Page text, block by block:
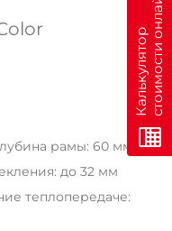
рамы: 60 мм
до 32 мм
теплопередаче:
К
а
л
ь
к
у
л
я
т
о
р
с
т
о
и
м
о
с
т
и
о
н
л
а
йн